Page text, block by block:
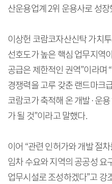
산운용업계 2위 운용사로 성
이상헌 코람코자산신탁 가치
선호도가 높은 핵심 업무지역
공급은 제한적인 권역”이라며
경쟁력을 고루 갖춘 랜드마크
코람코가 축적해 온 개발·운
가 될 것”이라고 말했다.
이어 “관련 인허가와 개발 절
임차 수요와 지역의 공공성 요
업무시설로 조성하겠다”고 강